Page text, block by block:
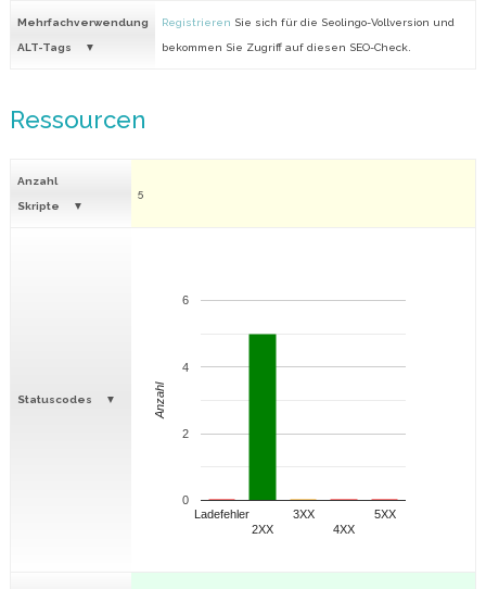
Mehrfachverwendung
ALT-Tags
Registrieren Sie sich für die Seolingo-Vollversion und
bekommen Sie Zugriff auf diesen SEO-Check.
Ressourcen
Anzahl
Skripte
5
Statuscodes
Ladefehler
2XX
3XX
4XX
5XX
0
2
4
6
Anzahl